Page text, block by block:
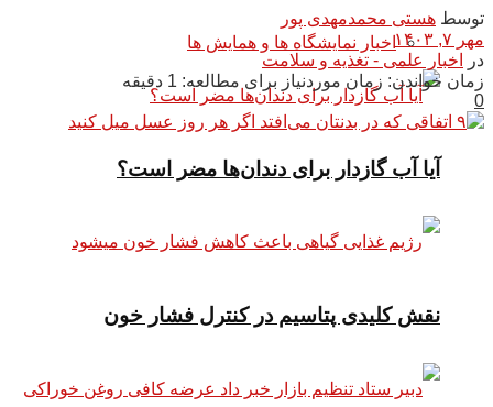
اخبار نمایشگاه ها و همایش ها
آیا آب گازدار برای دندان‌ها مضر است؟
نقش کلیدی پتاسیم در کنترل فشار خون
توسط هستی محمدمهدی پور
مهر ۷, ۱۴۰۳
در
اخبار علمی - تغذیه و سلامت
زمان خواندن: زمان موردنیاز برای مطالعه: 1 دقیقه
0